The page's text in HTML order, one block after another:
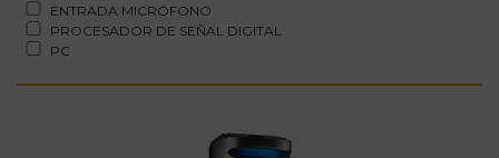
ENTRADA MICRÓFONO
PROCESADOR DE SEÑAL DIGITAL
PC